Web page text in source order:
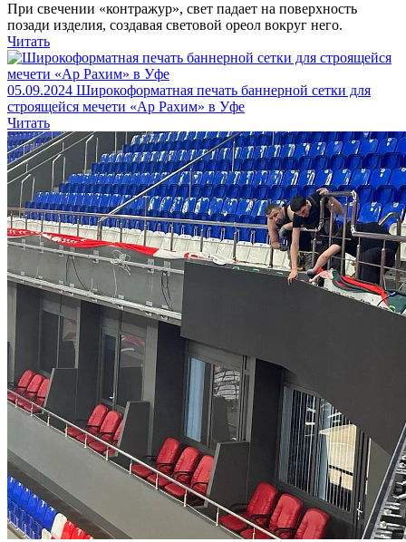
При свечении «контражур», свет падает на поверхность
позади изделия, создавая световой ореол вокруг него.
Читать
05.09.2024 Широкоформатная печать баннерной сетки для
строящейся мечети «Ар Рахим» в Уфе
Читать